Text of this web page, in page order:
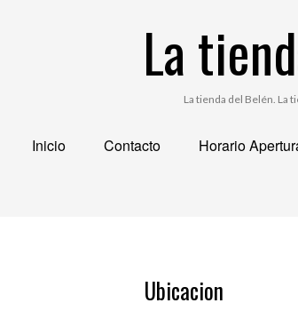
La
La tienda del Belén. La
Inicio Contacto Horario
Ubicacion